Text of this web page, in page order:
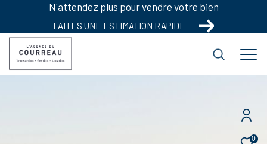
N'attendez plus pour vendre votre bien
FAITES UNE ESTIMATION RAPIDE
0